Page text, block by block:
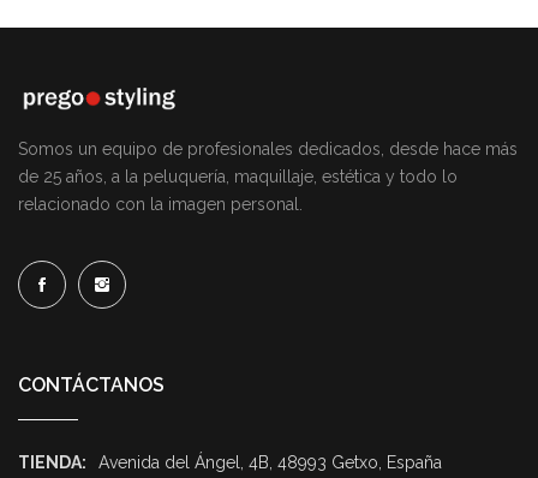
Somos un equipo de profesionales dedicados, desde hace más
de 25 años, a la peluquería, maquillaje, estética y todo lo
relacionado con la imagen personal.
CONTÁCTANOS
TIENDA: Avenida del Ángel, 4B, 48993 Getxo, España